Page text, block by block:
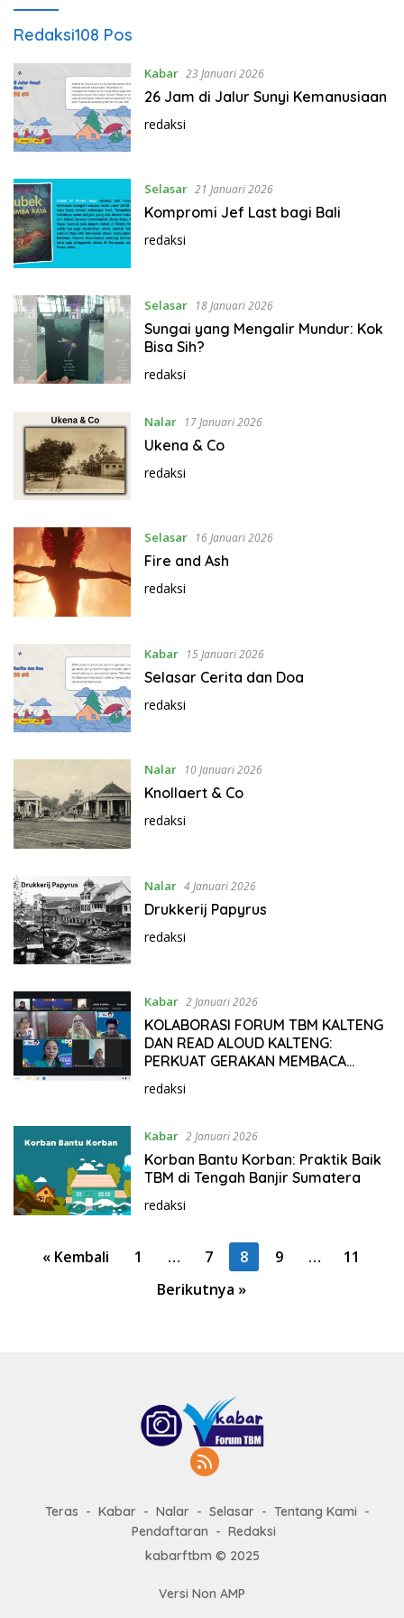
Redaksi108 Pos
Kabar 23 Januari 2026
26 Jam di Jalur Sunyi Kemanusiaan
redaksi
Selasar 21 Januari 2026
Kompromi Jef Last bagi Bali
redaksi
Selasar 18 Januari 2026
Sungai yang Mengalir Mundur: Kok
Bisa Sih?
redaksi
Nalar 17 Januari 2026
Ukena & Co
redaksi
Selasar 16 Januari 2026
Fire and Ash
redaksi
Kabar 15 Januari 2026
Selasar Cerita dan Doa
redaksi
Nalar 10 Januari 2026
Knollaert & Co
redaksi
Nalar 4 Januari 2026
Drukkerij Papyrus
redaksi
Kabar 2 Januari 2026
KOLABORASI FORUM TBM KALTENG
DAN READ ALOUD KALTENG:
PERKUAT GERAKAN MEMBACA
NYARING LEWAT TOT READALOUD
2025
redaksi
Kabar 2 Januari 2026
Korban Bantu Korban: Praktik Baik
TBM di Tengah Banjir Sumatera
redaksi
« Kembali 1 … 7 8 9 …
11
Berikutnya »
Teras Kabar Nalar Selasar
Tentang Kami
Pendaftaran
Redaksi
kabarftbm © 2025
Versi Non AMP